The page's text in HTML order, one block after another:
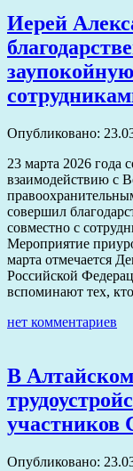
Иерей
Опубликовано:
23 марта 2026 года
взаимодействию с
совершил
совместно с
Мероприятие
марта отмечается
Российской
вспоминают тех,
нет комментариев
В
участников
Опубликовано: